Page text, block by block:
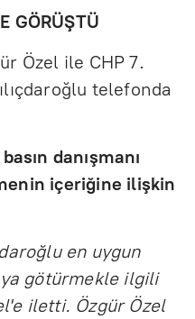
GÖRÜŞTÜ
Özel ile CHP 7.
telefonda
danışmanı
içeriğine ilişkin
en uygun
götürmekle ilgili
iletti. Özgür Özel